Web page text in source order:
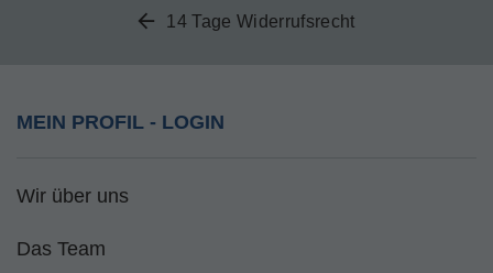
14 Tage Widerrufsrecht
MEIN PROFIL - LOGIN
Wir über uns
Das Team